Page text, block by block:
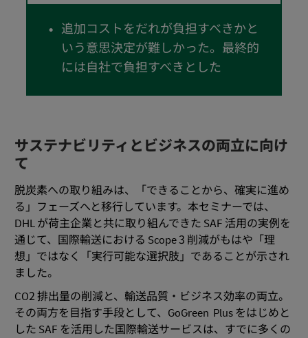
追加コストをだれが負担すべきかと
いう意思決定が難しかった。最終的
には自社で負担すべきとした
サステナビリティとビジネスの両立に向け
て
脱炭素への取り組みは、「できることから、確実に進め
る」フェーズへと移行しています。本セミナーでは、
DHL が荷主企業と共に取り組んできた SAF 活用の実例を
通じて、国際輸送における Scope 3 削減がもはや「理
想」ではなく「実行可能な選択肢」であることが示され
ました。
CO2 排出量の削減と、輸送品質・ビジネス効率の両立。
その両方を目指す手段として、GoGreen Plus をはじめと
した SAF を活用した国際輸送サービスは、すでに多くの